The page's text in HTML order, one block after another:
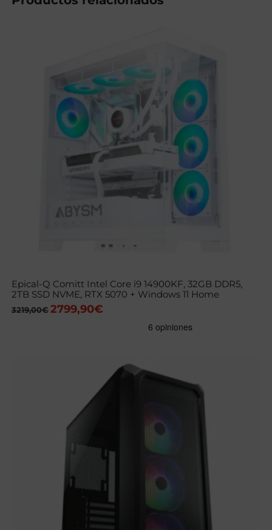
Epical-Q Comitt Intel Core i9 14900KF, 32GB DDR5,
2TB SSD NVME, RTX 5070 + Windows 11 Home
3219,00€ El
2799,90€